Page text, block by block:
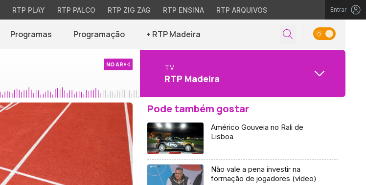
RTP PLAY RTP PALCO RTP ZIG ZAG RTP ENSINA RTP ARQUIVOS Entrar
Programas Programação + RTP Madeira
NO AR TV
RTP Madeira
Pode também gostar
Américo Gouveia no Rali de
Lisboa
Não vale a pena investir na
formação de jogadores (vídeo)